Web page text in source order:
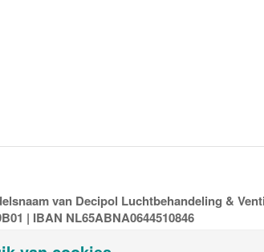
van Decipol Luchtbehandeling &
| IBAN NL65ABNA0644510846